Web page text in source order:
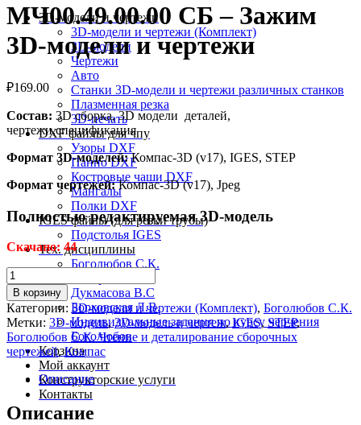
3D-модели и чертежи
3D-модели и чертежи (Комплект)
3D-модели
Чертежи
Авто
Станки 3D-модели и чертежи различных станков
Плазменная резка
3D-печать
DXF файлы для чпу
Узоры DXF
Панно DXF
Костровые чаши DXF
Мангалы
Полки DXF
IGES файлы (для резки трубы)
Подстолья IGES
Тех. дисциплины
Боголюбов С.К.
Дукмасова В.С
Борковская Л.В.
Индивидуальные задания по курсу черчения
Боголюбов
Корзина
Мой аккаунт
Конструкторские услуги
Контакты
МЧ00.49.00.00 СБ – Зажим
3D-модели и чертежи
₽169.00
Состав: 3D сборка, 3D модели деталей,
чертежи,спецификация
Формат 3D-моделей:Компас-3D (v17), IGES, STEP
Формат чертежей:Компас-3D (v17), Jpeg
Полностью редактируемая 3D-модель
Скачано: 44
Количество
товара
МЧ00.49.00.00
СБ
-
Зажим
3D-
модели
чертежи
В корзину
Категории:3D-модели и чертежи (Комплект), Боголюбов С.К.
Метки: 3D-модель,3D-модель и чертеж,IGES, STEP,
Боголюбов С.К. Чтение и деталирование сборочных
чертежей,Компас
Описание
Описание